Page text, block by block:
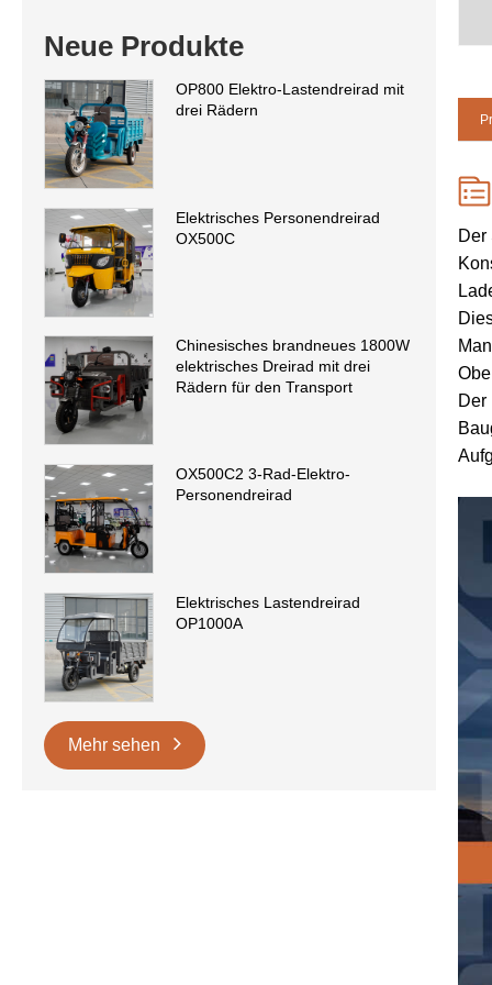
Neue Produkte
OP800 Elektro-Lastendreirad mit
drei Rädern
Elektrisches Personendreirad
OX500C
Chinesisches brandneues 1800W
elektrisches Dreirad mit drei
Rädern für den Transport
OX500C2 3-Rad-Elektro-
Personendreirad
Elektrisches Lastendreirad
OP1000A
Mehr sehen
Der
Der